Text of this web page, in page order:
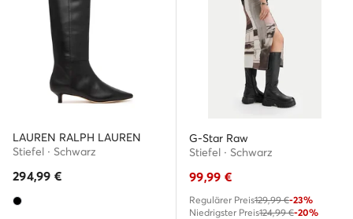
LAUREN RALPH LAUREN
Stiefel · Schwarz
294,99 €
G-Star Raw
Stiefel · Schwarz
99,99 €
Regulärer Preis129,99 €-23%
Niedrigster Preis124,99 €-20%